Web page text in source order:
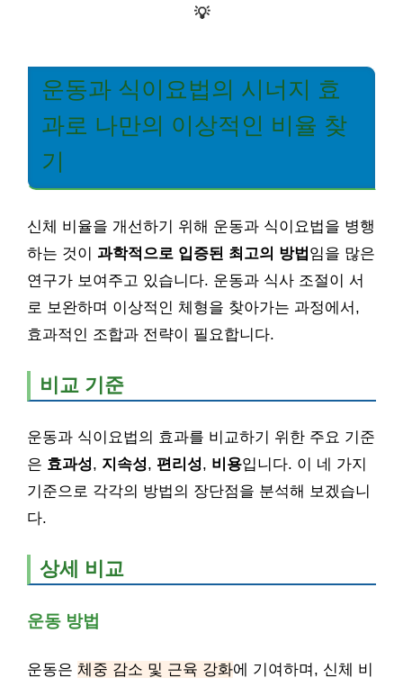
💡
운동과 식이요법의 시너지 효
과로 나만의 이상적인 비율 찾
기
신체 비율을 개선하기 위해 운동과 식이요법을 병행
하는 것이 과학적으로 입증된 최고의 방법 임을 많은
연구가 보여주고 있습니다. 운동과 식사 조절이 서
로 보완하며 이상적인 체형을 찾아가는 과정에서,
효과적인 조합과 전략이 필요합니다.
비교 기준
운동과 식이요법의 효과를 비교하기 위한 주요 기준
은 효과성, 지속성, 편리성, 비용입니다. 이 네 가지
기준으로 각각의 방법의 장단점을 분석해 보겠습니
다.
상세 비교
운동 방법
운동은 체중 감소 및 근육 강화에 기여하며, 신체 비